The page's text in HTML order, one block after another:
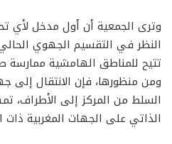
وترى الجمعية أن أول مدخل لأي
النظر في التقسيم الجهوي
تتيح للمناطق الهامشية ممارسة
ومن منظورها، فإن الانتقال
السلط من المركز إلى الأطراف،
الذاتي على الجهات المغربية ذات